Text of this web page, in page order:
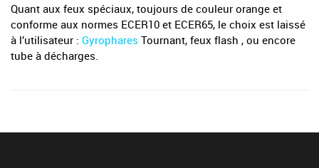
Quant aux feux spéciaux, toujours de couleur orange et
conforme aux normes ECER10 et ECER65, le choix est laissé
à l’utilisateur : Gyrophares Tournant, feux flash , ou encore
tube à décharges.